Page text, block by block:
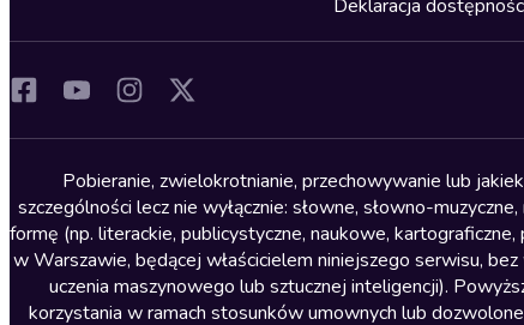
Deklaracja
Pobieranie, zwielokrotnianie, przechowywanie lub
szczególności lecz nie wyłącznie: słowne, słowno-
formę (np. literackie, publicystyczne, naukowe,
w Warszawie, będącej właścicielem niniejszego serwisu,
uczenia maszynowego lub sztucznej inteligencji).
korzystania w ramach stosunków umownych lub